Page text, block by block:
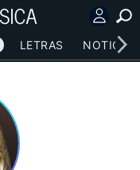
LETRAS NOTICIAS